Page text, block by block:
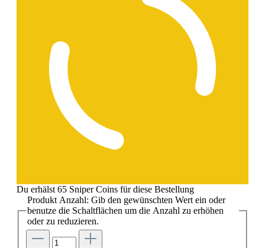
Du erhälst 65 Sniper Coins für diese Bestellung
Produkt Anzahl: Gib den gewünschten Wert ein oder
benutze die Schaltflächen um die Anzahl zu erhöhen
oder zu reduzieren.